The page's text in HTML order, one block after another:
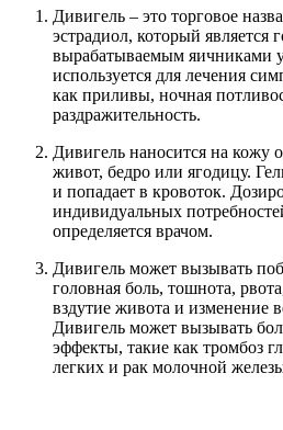
Дивигель – это торговое
эстрадиол, который является
вырабатываемым яичниками
используется для лечения
как приливы, ночная
раздражительность.
Дивигель наносится на кожу
живот, бедро или ягодицу.
и попадает в кровоток.
индивидуальных
определяется врачом.
Дивигель может вызывать
головная боль, тошнота,
вздутие живота и изменение
Дивигель может вызывать
эффекты, такие как тромбоз
легких и рак молочной